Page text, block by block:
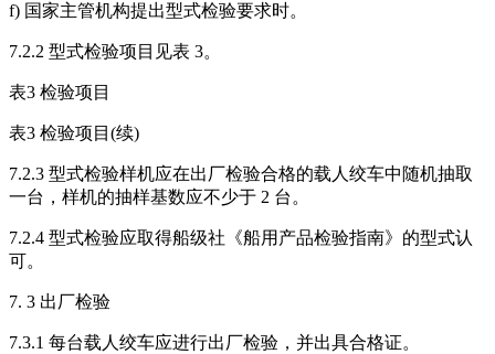
f) 国家主管机构提出型式检验要求时。
7.2.2 型式检验项目见表 3。
表3 检验项目
表3 检验项目(续)
7.2.3 型式检验样机应在出厂检验合格的载人绞车中随机抽取
一台，样机的抽样基数应不少于 2 台。
7.2.4 型式检验应取得船级社《船用产品检验指南》的型式认
可。
7. 3 出厂检验
7.3.1 每台载人绞车应进行出厂检验，并出具合格证。